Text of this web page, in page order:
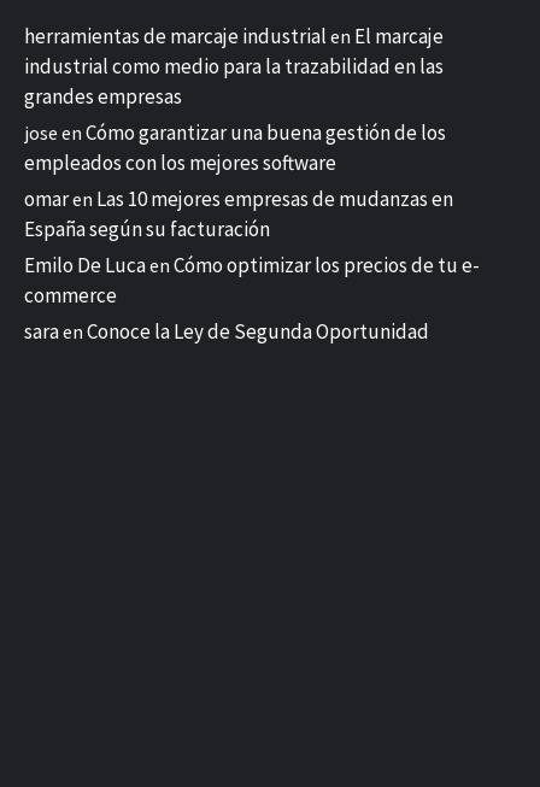
herramientas de marcaje industrial en El marcaje
industrial como medio para la trazabilidad en las
grandes empresas
jose en Cómo garantizar una buena gestión de los
empleados con los mejores software
omaren Las 10 mejores empresas de mudanzas en
España según su facturación
Emilo De Lucaen Cómo optimizar los precios de tu e-
commerce
saraen Conoce la Ley de Segunda Oportunidad